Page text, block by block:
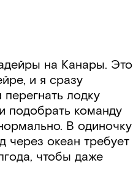
на Канары. Это
и я сразу
лодку
подобрать команду
В одиночку
через океан требует
чтобы даже